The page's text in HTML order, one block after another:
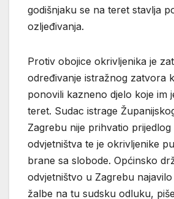
godišnjaku se na teret stavlja
ozljeđivanja.
Protiv obojice okrivljenika je
određivanje istražnog zatvora
ponovili kazneno djelo koje im
teret. Sudac istrage
Zagrebu nije prihvatio
odvjetništva te je okrivljenike
brane sa slobode. Općinsko
odvjetništvo u Zagrebu
žalbe na tu sudsku odluku,